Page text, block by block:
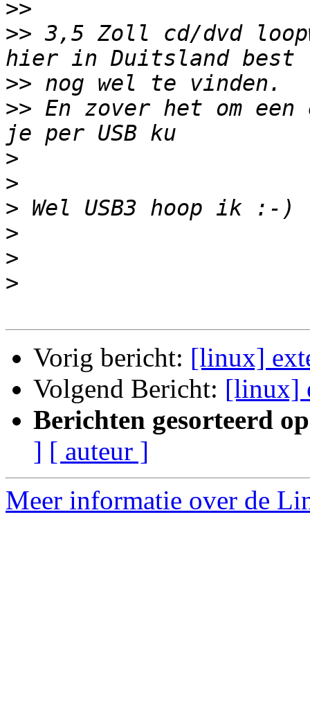
>>
>> 3,5 Zoll cd/dvd
>>
>> En zover het om
>
>
>
>
>
>
Vorig bericht: [linux]
Volgend Bericht: [linux]
Berichten gesorteerd
] [ auteur ]
Meer informatie over de